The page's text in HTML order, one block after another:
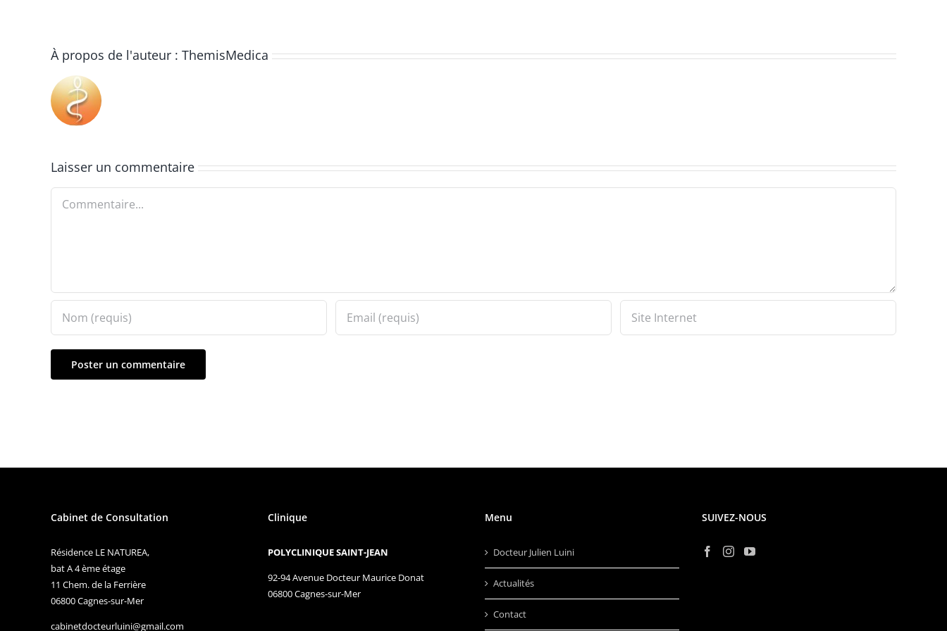
À propos de l'auteur : ThemisMedica
Laisser un commentaire
Cabinet de Consultation
Résidence LE NATUREA,
bat A 4 ème étage
11 Chem. de la Ferrière
06800 Cagnes-sur-Mer
cabinetdocteurluini@gmail.com
Clinique
POLYCLINIQUE SAINT-JEAN
92-94 Avenue Docteur Maurice Donat
06800 Cagnes-sur-Mer
Menu
Docteur Julien Luini
Actualités
Contact
SUIVEZ-NOUS